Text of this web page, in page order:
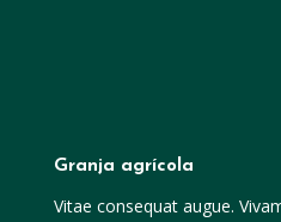
Granja agrícola
Vitae consequat augue.